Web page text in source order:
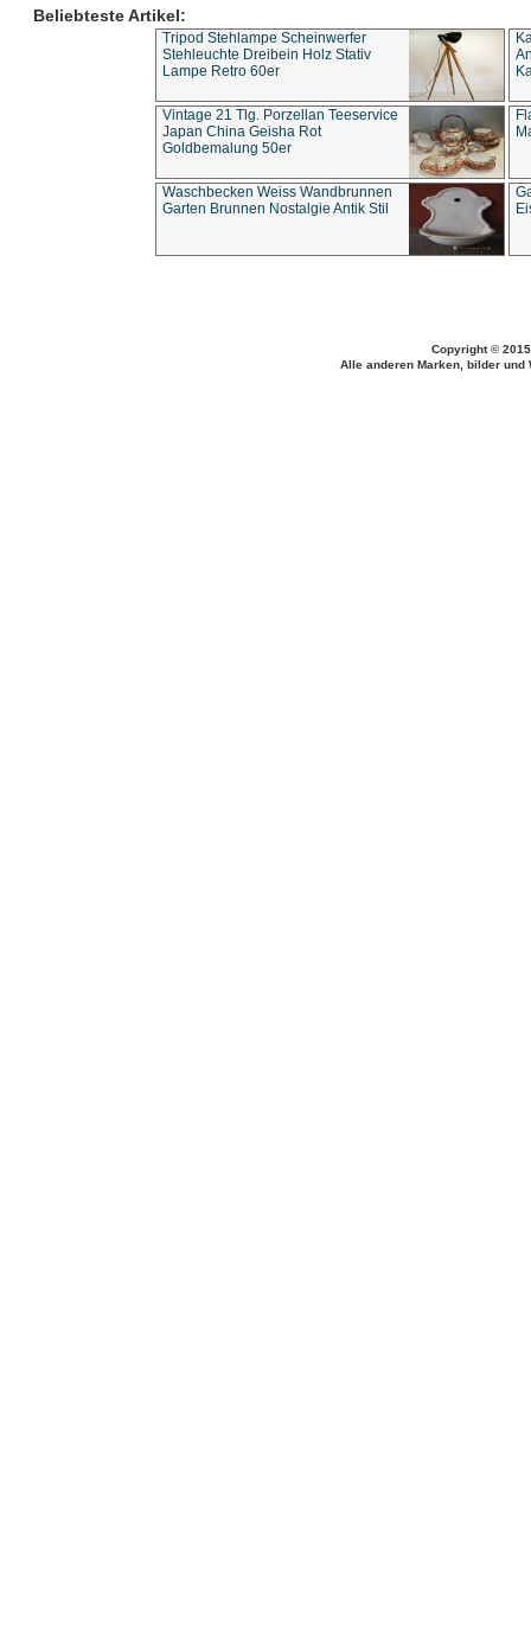
Beliebteste Artikel:
Tripod Stehlampe Scheinwerfer
Stehleuchte Dreibein Holz Stativ
Lampe Retro 60er
Vintage 21 Tlg. Porzellan Teeservice
Japan China Geisha Rot
Goldbemalung 50er
Waschbecken Weiss Wandbrunnen
Garten Brunnen Nostalgie Antik Stil
Copyright ©
Alle anderen Marken, bilder und